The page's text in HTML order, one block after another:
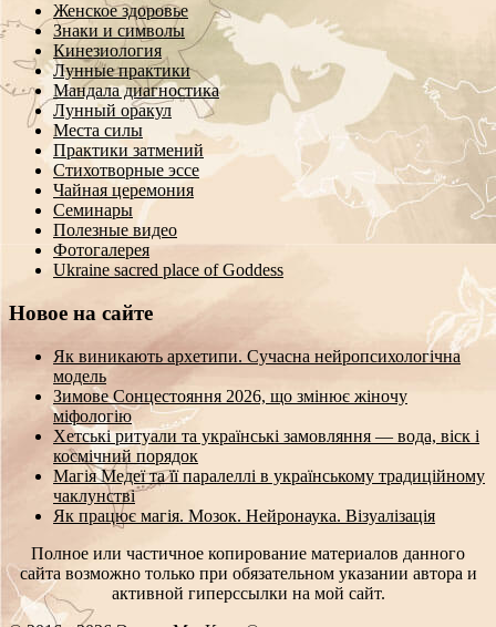
Женское здоровье
Знаки и символы
Кинезиология
Лунные практики
Мандала диагностика
Лунный оракул
Места силы
Практики затмений
Стихотворные эссе
Чайная церемония
Семинары
Полезные видео
Фотогалерея
Ukraine sacred place of Goddess
Новое на сайте
Як виникають архетипи. Сучасна нейропсихологічна
модель
Зимове Сонцестояння 2026, що змінює жіночу
міфологію
Хетські ритуали та українські замовляння — вода, віск і
космічний порядок
Магія Медеї та її паралеллі в українському традиційному
чаклунстві
Як працює магія. Мозок. Нейронаука. Візуалізація
Полное или частичное копирование материалов данного
сайта возможно только при обязательном указании автора и
активной гиперссылки на мой сайт.